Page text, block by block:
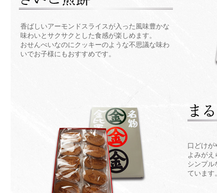
香ばしいアーモンドスライスが入った風味豊かな
味わいとサクサクとした食感が楽しめます。
おせんべいなのにクッキーのような不思議な味わ
いでお子様にもおすすめです。
口どけ
よみが
シンプル
ています